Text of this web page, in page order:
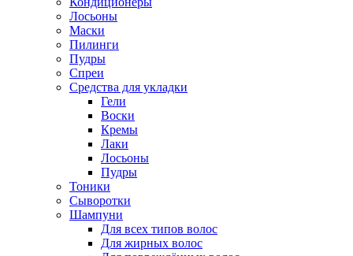
Лосьоны
Маски
Пилинги
Пудры
Спреи
Средства для укладки
Гели
Воски
Кремы
Лаки
Лосьоны
Пудры
Тоники
Сыворотки
Шампуни
Для всех типов волос
Для жирных волос